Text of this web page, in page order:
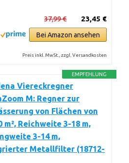
23,45 €
37,99 €
Bei Amazon ansehen
Preis inkl. MwSt., zzgl. Versandkosten
EMPFEHLUNG
Viereckregner
M: Regner zur
von Flächen von
m², Reichweite 3-18 m,
3-14 m,
Metallfilter (18712-